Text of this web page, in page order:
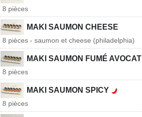
8 pièces
MAKI SAUMON CHEESE
8 pièces - saumon et cheese (philadelphia)
MAKI SAUMON FUMÉ AVOCAT
8 pièces
MAKI SAUMON SPICY
8 pièces